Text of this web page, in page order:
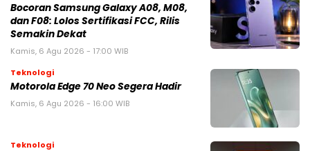
Bocoran Samsung Galaxy A08, M08,
dan F08: Lolos Sertifikasi FCC, Rilis
Semakin Dekat
Kamis, 6 Agu 2026 - 17:00 WIB
Teknologi
Motorola Edge 70 Neo Segera Hadir
Kamis, 6 Agu 2026 - 16:00 WIB
Teknologi